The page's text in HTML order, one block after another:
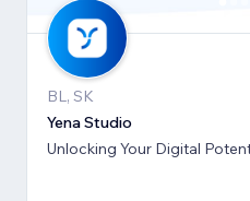
BL, SK
Yena Studio
Unlocking Your Digital